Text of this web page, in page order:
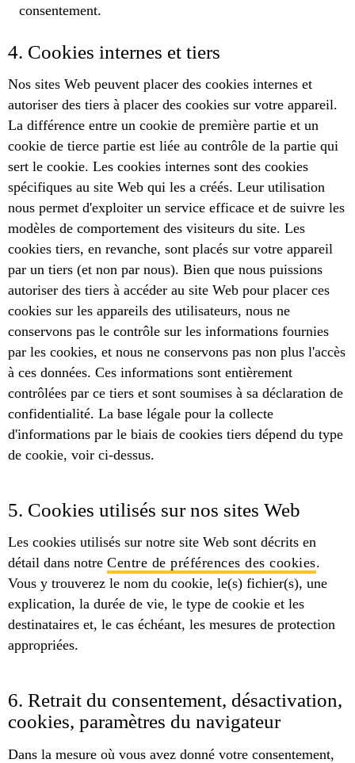
consentement.
4. Cookies internes et tiers
Nos sites Web peuvent placer des cookies internes et
autoriser des tiers à placer des cookies sur votre appareil.
La différence entre un cookie de première partie et un
cookie de tierce partie est liée au contrôle de la partie qui
sert le cookie. Les cookies internes sont des cookies
spécifiques au site Web qui les a créés. Leur utilisation
nous permet d'exploiter un service efficace et de suivre les
modèles de comportement des visiteurs du site. Les
cookies tiers, en revanche, sont placés sur votre appareil
par un tiers (et non par nous). Bien que nous puissions
autoriser des tiers à accéder au site Web pour placer ces
cookies sur les appareils des utilisateurs, nous ne
conservons pas le contrôle sur les informations fournies
par les cookies, et nous ne conservons pas non plus l'accès
à ces données. Ces informations sont entièrement
contrôlées par ce tiers et sont soumises à sa déclaration de
confidentialité. La base légale pour la collecte
d'informations par le biais de cookies tiers dépend du type
de cookie, voir ci-dessus.
5. Cookies utilisés sur nos sites Web
Les cookies utilisés sur notre site Web sont décrits en
détail dans notre Centre de préférences des cookies.
Vous y trouverez le nom du cookie, le(s) fichier(s), une
explication, la durée de vie, le type de cookie et les
destinataires et, le cas échéant, les mesures de protection
appropriées.
6. Retrait du consentement, désactivation,
cookies, paramètres du navigateur
Dans la mesure où vous avez donné votre consentement,